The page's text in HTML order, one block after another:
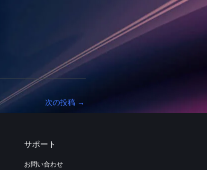
次の投稿 →
サポート
お問い合わせ